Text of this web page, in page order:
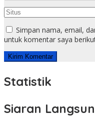
Simpan nama, email,
untuk komentar saya
Statistik
Siaran